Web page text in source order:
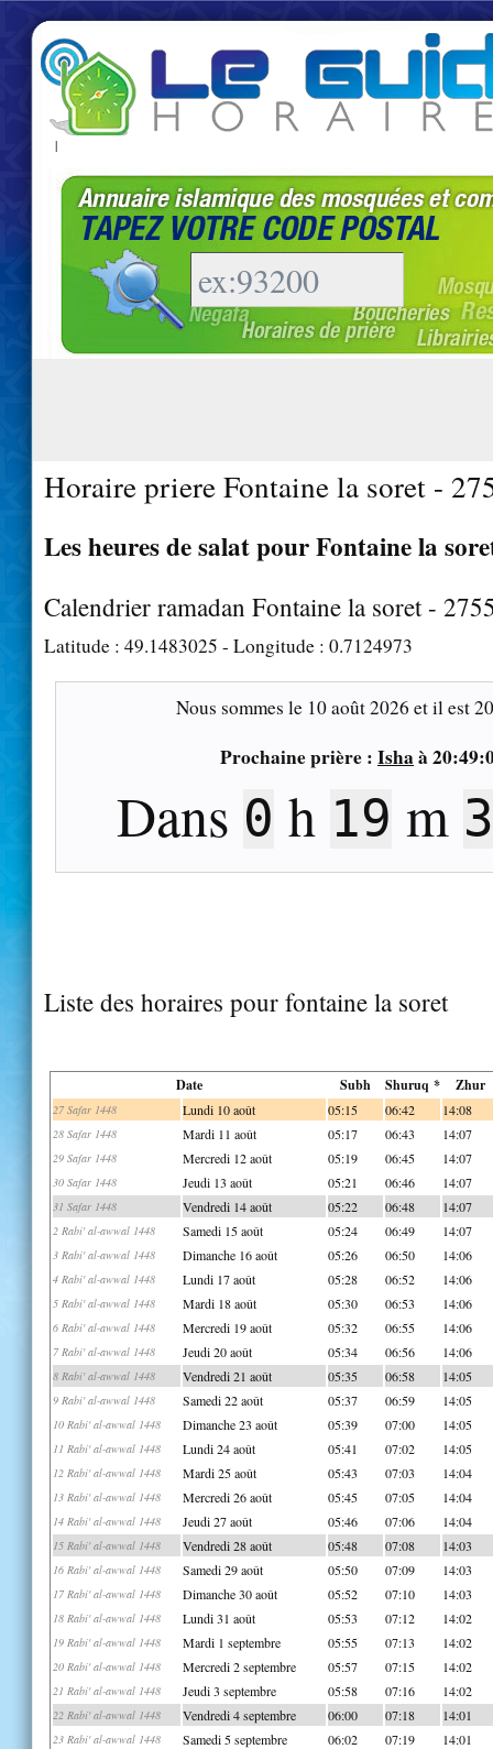
|
Horaire priere Fontaine la soret -
Les heures de salat pour Fontaine la
Calendrier ramadan Fontaine la soret -
Latitude : 49.1483025 - Longitude : 0.7124973
Nous sommes le 10 août 2026 et il est
Prochaine prière : Isha à
Dans 0 h 19 m
Liste des horaires pour fontaine la soret
Date Subh Shuruq * Zhur
27 Safar 1448 Lundi 10 août 05:15 06:42 14:08
28 Safar 1448 Mardi 11 août 05:17 06:43 14:07
29 Safar 1448 Mercredi 12 août 05:19 06:45 14:07
30 Safar 1448 Jeudi 13 août 05:21 06:46 14:07
31 Safar 1448 Vendredi 14 août 05:22 06:48 14:07
2 Rabi' al-awwal 1448 Samedi 15 août 05:24 06:49 14:07
3 Rabi' al-awwal 1448 Dimanche 16 août 05:26 06:50 14:06
4 Rabi' al-awwal 1448 Lundi 17 août 05:28 06:52 14:06
5 Rabi' al-awwal 1448 Mardi 18 août 05:30 06:53 14:06
6 Rabi' al-awwal 1448 Mercredi 19 août 05:32 06:55 14:06
7 Rabi' al-awwal 1448 Jeudi 20 août 05:34 06:56 14:06
8 Rabi' al-awwal 1448 Vendredi 21 août 05:35 06:58 14:05
9 Rabi' al-awwal 1448 Samedi 22 août 05:37 06:59 14:05
10 Rabi' al-awwal 1448 Dimanche 23 août 05:39 07:00 14:05
11 Rabi' al-awwal 1448 Lundi 24 août 05:41 07:02 14:05
12 Rabi' al-awwal 1448 Mardi 25 août 05:43 07:03 14:04
13 Rabi' al-awwal 1448 Mercredi 26 août 05:45 07:05 14:04
14 Rabi' al-awwal 1448 Jeudi 27 août 05:46 07:06 14:04
15 Rabi' al-awwal 1448 Vendredi 28 août 05:48 07:08 14:03
16 Rabi' al-awwal 1448 Samedi 29 août 05:50 07:09 14:03
17 Rabi' al-awwal 1448 Dimanche 30 août 05:52 07:10 14:03
18 Rabi' al-awwal 1448 Lundi 31 août 05:53 07:12 14:02
19 Rabi' al-awwal 1448 Mardi 1 septembre 05:55 07:13 14:02
20 Rabi' al-awwal 1448 Mercredi 2 septembre 05:57 07:15 14:02
21 Rabi' al-awwal 1448 Jeudi 3 septembre 05:58 07:16 14:02
22 Rabi' al-awwal 1448 Vendredi 4 septembre 06:00 07:18 14:01
23 Rabi' al-awwal 1448 Samedi 5 septembre 06:02 07:19 14:01